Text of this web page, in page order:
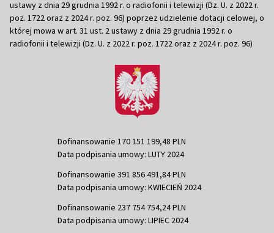
ustawy z dnia 29 grudnia 1992 r. o radiofonii i telewizji (Dz. U. z 2022 r.
poz. 1722 oraz z 2024 r. poz. 96) poprzez udzielenie dotacji celowej, o
której mowa w art. 31 ust. 2 ustawy z dnia 29 grudnia 1992 r. o
radiofonii i telewizji (Dz. U. z 2022 r. poz. 1722 oraz z 2024 r. poz. 96)
Dofinansowanie 170 151 199,48 PLN
Data podpisania umowy: LUTY 2024
Dofinansowanie 391 856 491,84 PLN
Data podpisania umowy: KWIECIEŃ 2024
Dofinansowanie 237 754 754,24 PLN
Data podpisania umowy: LIPIEC 2024